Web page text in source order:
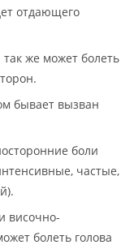
отдающего
же может болеть
бывает вызван
боли
частые,
височно-
болеть голова